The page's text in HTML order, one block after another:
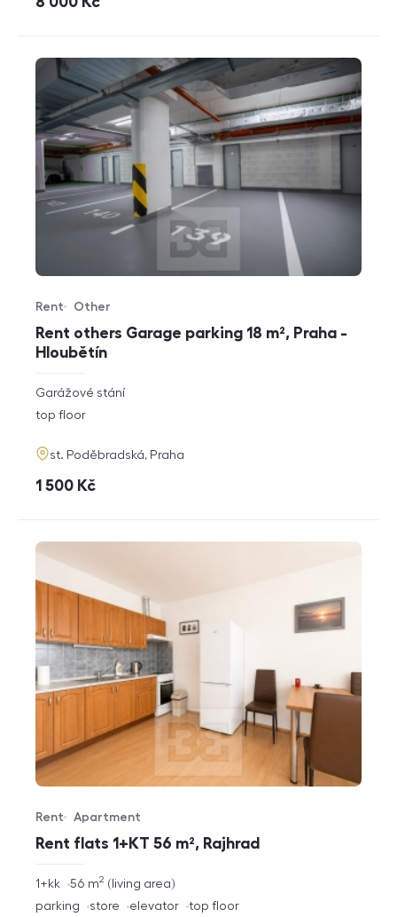
Rent others Garage parking 18 m², Praha -
Hloubětín
Offer type
Rent
Property type
Other
rozměry
disposition
Garážové stání
funkce
top floor
adresa
st. Poděbradská, Praha
cena
1 500 Kč
Rent flats 1+KT 56 m², Rajhrad
Offer type
Rent
Property type
Apartment
rozměry
disposition
1+kk living area
56 m2
funkce
parking store elevator top floor